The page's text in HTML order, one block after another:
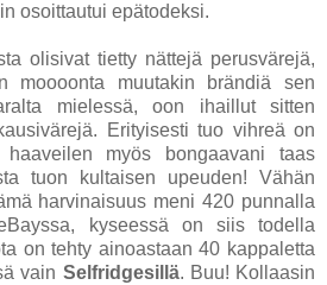
osoittautui epätodeksi.
olisivat tietty nättejä perusvärejä,
moooonta muutakin brändiä sen
mielessä, oon ihaillut sitten
Erityisesti tuo vihreä on
myös bongaavani taas
tuon kultaisen upeuden! Vähän
harvinaisuus meni 420 punnalla
kyseessä on siis todella
on tehty ainoastaan 40 kappaletta
vain Selfridgesillä. Buu! Kollaasin